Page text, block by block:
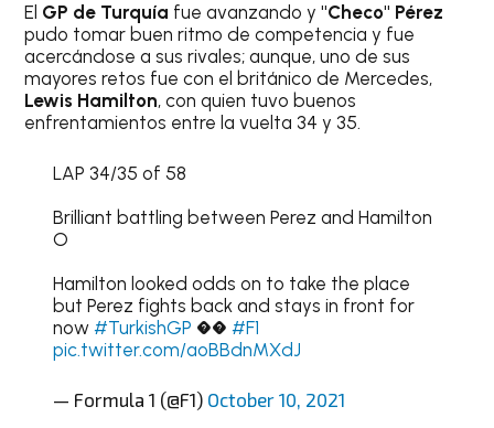
El GP de Turquía fue avanzando y"Checo" Pérez
pudo tomar buen ritmo de competencia y fue
acercándose a sus rivales; aunque, uno de sus
mayores retos fue con el británico de Mercedes,
Lewis Hamilton, con quien tuvo buenos
enfrentamientos entre la vuelta 34 y 35.
LAP 34/35 of 58
Brilliant battling between Perez and Hamilton
O
Hamilton looked odds on to take the place
but Perez fights back and stays in front for
now #TurkishGP �� #F1
pic.twitter.com/aoBBdnMXdJ
— Formula 1 (@F1) October 10, 2021